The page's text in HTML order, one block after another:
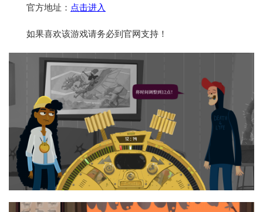
官方地址： 点击进入
如果喜欢该游戏请务必到官网支持！